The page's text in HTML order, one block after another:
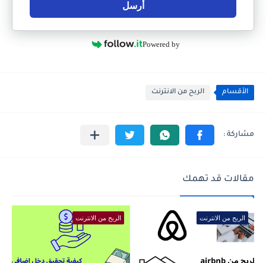
أرسل
Powered by
الأقسام الربح من الانترنت
مقالات قد تهمك
الربح من الانترنت الربح من الانترنت